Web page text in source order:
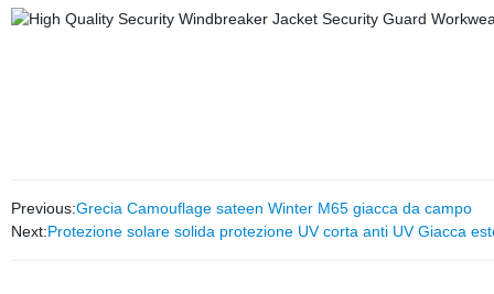
Previous:Grecia Camouflage sateen Winter M65 giacca da campo
Next:Protezione solare solida protezione UV corta anti UV Giacca